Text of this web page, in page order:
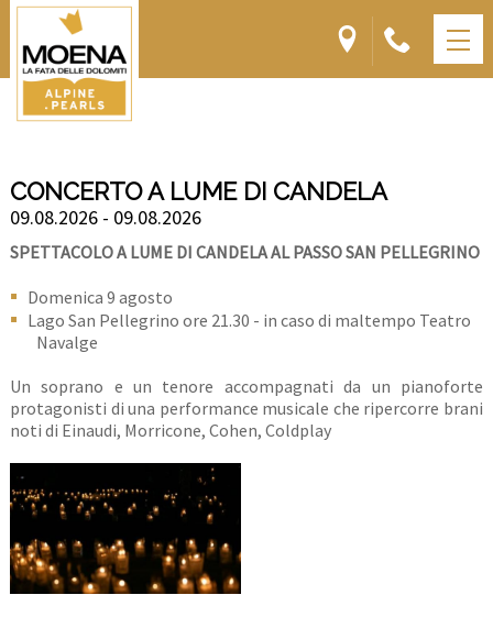
CONCERTO A LUME DI CANDELA
09.08.2026 - 09.08.2026
SPETTACOLO A LUME DI CANDELA AL PASSO SAN PELLEGRINO
Domenica 9 agosto
Lago San Pellegrino ore 21.30 - in caso di maltempo Teatro
Navalge
Un soprano e un tenore accompagnati da un pianoforte
protagonisti di una performance musicale che ripercorre brani
noti di Einaudi, Morricone, Cohen, Coldplay